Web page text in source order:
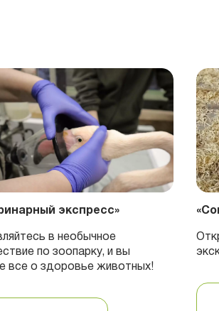
экспресс»
в необычное
по зоопарку, и вы
все о здоровье животных!